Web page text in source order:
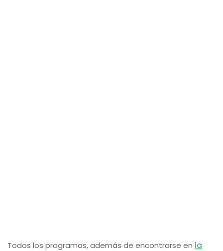
Todos los programas, además de encontrarse en la